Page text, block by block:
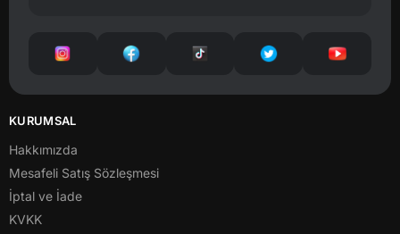
KURUMSAL
Hakkımızda
Mesafeli Satış Sözleşmesi
İptal ve İade
KVKK